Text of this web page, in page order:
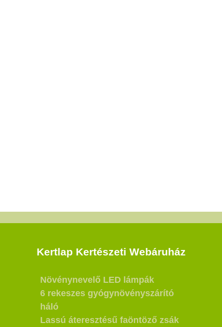
Kertlap Kertészeti Webáruház
Növénynevelő LED lámpák
6 rekeszes gyógynövényszárító
háló
Lassú áteresztésű faöntöző zsák